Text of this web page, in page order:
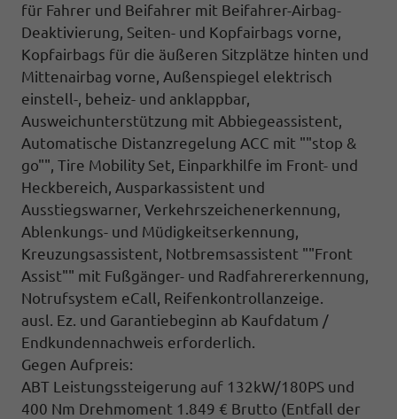
für Fahrer und Beifahrer mit Beifahrer-Airbag-
Deaktivierung, Seiten- und Kopfairbags vorne,
Kopfairbags für die äußeren Sitzplätze hinten und
Mittenairbag vorne, Außenspiegel elektrisch
einstell-, beheiz- und anklappbar,
Ausweichunterstützung mit Abbiegeassistent,
Automatische Distanzregelung ACC mit ""stop &
go"", Tire Mobility Set, Einparkhilfe im Front- und
Heckbereich, Ausparkassistent und
Ausstiegswarner, Verkehrszeichenerkennung,
Ablenkungs- und Müdigkeitserkennung,
Kreuzungsassistent, Notbremsassistent ""Front
Assist"" mit Fußgänger- und Radfahrererkennung,
Notrufsystem eCall, Reifenkontrollanzeige.
ausl. Ez. und Garantiebeginn ab Kaufdatum /
Endkundennachweis erforderlich.
Gegen Aufpreis:
ABT Leistungssteigerung auf 132kW/180PS und
400 Nm Drehmoment 1.849 € Brutto (Entfall der